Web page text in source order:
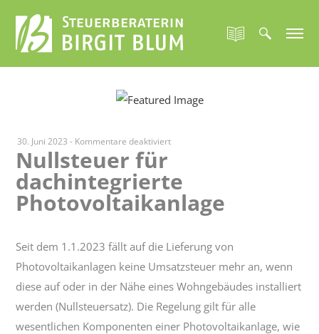
30. Juni 2023 - Kommentare deaktiviertfür
dachintegrierte
Photovoltaikanlage
Nullsteuer für
dachintegrierte
Photovoltaikanlage
Seit dem 1.1.2023 fällt auf die Lieferung von
Photovoltaikanlagen keine Umsatzsteuer mehr an, wenn
diese auf oder in der Nähe eines Wohngebäudes installiert
werden (Nullsteuersatz). Die Regelung gilt für alle
wesentlichen Komponenten einer Photovoltaikanlage, wie